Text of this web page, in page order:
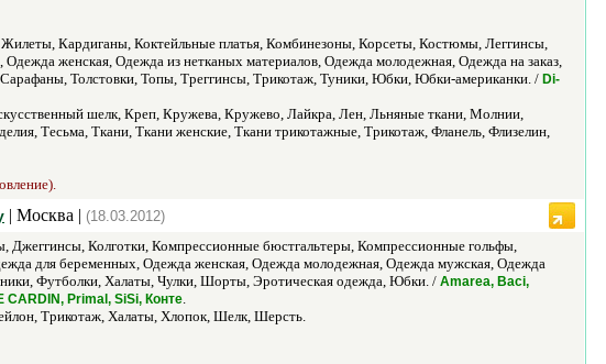
Кардиганы, Коктейльные платья, Комбинезоны, Корсеты, Костюмы, Леггинсы,
женская, Одежда из нетканых материалов, Одежда молодежная, Одежда на заказ,
Толстовки, Топы, Треггинсы, Трикотаж, Туники, Юбки, Юбки-американки. / Di-
шелк, Креп, Кружева, Кружево, Лайкра, Лен, Льняные ткани, Молнии,
Тесьма, Ткани, Ткани женские, Ткани трикотажные, Трикотаж, Фланель, Флизелин,
| Москва | (18.03.2012)
Джеггинсы, Колготки, Компрессионные бюстгальтеры, Компрессионные гольфы,
для беременных, Одежда женская, Одежда молодежная, Одежда мужская, Одежда
Футболки, Халаты, Чулки, Шорты, Эротическая одежда, Юбки. / Amarea, Baci,
CARDIN, Primal, SiSi, Конте.
Трикотаж, Халаты, Хлопок, Шелк, Шерсть.